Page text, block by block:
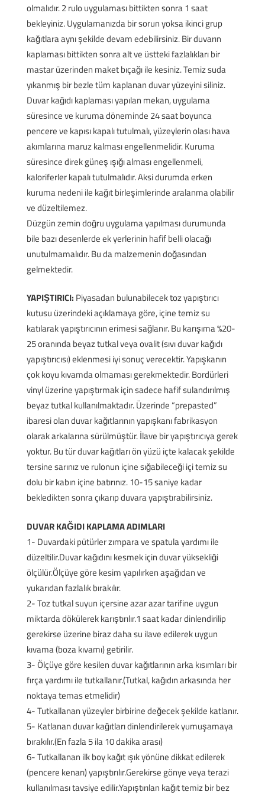
olmalıdır. 2 rulo uygulaması bittikten sonra 1 saat
bekleyiniz. Uygulamanızda bir sorun yoksa ikinci grup
kağıtlara aynı şekilde devam edebilirsiniz. Bir duvarın
kaplaması bittikten sonra alt ve üstteki fazlalıkları bir
mastar üzerinden maket bıçağı ile kesiniz. Temiz suda
yıkanmış bir bezle tüm kaplanan duvar yüzeyini siliniz.
Duvar kağıdı kaplaması yapılan mekan, uygulama
süresince ve kuruma döneminde 24 saat boyunca
pencere ve kapısı kapalı tutulmalı, yüzeylerin olası hava
akımlarına maruz kalması engellenmelidir. Kuruma
süresince direk güneş ışığı alması engellenmeli,
kaloriferler kapalı tutulmalıdır. Aksi durumda erken
kuruma nedeni ile kağıt birleşimlerinde aralanma olabilir
ve düzeltilemez.
Düzgün zemin doğru uygulama yapılması durumunda
bile bazı desenlerde ek yerlerinin hafif belli olacağı
unutulmamalıdır. Bu da malzemenin doğasından
gelmektedir.
YAPIŞTIRICI: Piyasadan bulunabilecek toz yapıştırıcı
kutusu üzerindeki açıklamaya göre, içine temiz su
katılarak yapıştırıcının erimesi sağlanır. Bu karışıma %20-
25 oranında beyaz tutkal veya ovalit (sıvı duvar kağıdı
yapıştırıcısı) eklenmesi iyi sonuç verecektir. Yapışkanın
çok koyu kıvamda olmaması gerekmektedir. Bordürleri
vinyl üzerine yapıştırmak için sadece hafif sulandırılmış
beyaz tutkal kullanılmaktadır. Üzerinde “prepasted”
ibaresi olan duvar kağıtlarının yapışkanı fabrikasyon
olarak arkalarına sürülmüştür. İlave bir yapıştırıcıya gerek
yoktur. Bu tür duvar kağıtları ön yüzü içte kalacak şekilde
tersine sarınız ve rulonun içine sığabileceği içi temiz su
dolu bir kabın içine batırınız. 10-15 saniye kadar
bekledikten sonra çıkarıp duvara yapıştırabilirsiniz.
DUVAR KAĞIDI KAPLAMA ADIMLARI
1- Duvardaki pütürler zımpara ve spatula yardımı ile
düzeltilir.Duvar kağıdını kesmek için duvar yüksekliği
ölçülür.Ölçüye göre kesim yapılırken aşağıdan ve
yukarıdan fazlalık bırakılır.
2- Toz tutkal suyun içersine azar azar tarifine uygun
miktarda dökülerek karıştırılır.1 saat kadar dinlendirilip
gerekirse üzerine biraz daha su ilave edilerek uygun
kıvama (boza kıvamı) getirilir.
3- Ölçüye göre kesilen duvar kağıtlarının arka kısımları bir
fırça yardımı ile tutkallanır.(Tutkal, kağıdın arkasında her
noktaya temas etmelidir)
4- Tutkallanan yüzeyler birbirine değecek şekilde katlanır.
5- Katlanan duvar kağıtları dinlendirilerek yumuşamaya
bırakılır.(En fazla 5 ila 10 dakika arası)
6- Tutkallanan ilk boy kağıt ışık yönüne dikkat edilerek
(pencere kenarı) yapıştırılır.Gerekirse gönye veya terazi
kullanılması tavsiye edilir.Yapıştırılan kağıt temiz bir bez